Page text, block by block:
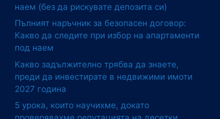
наем (без да рискувате депозита си)
Пълният наръчник за безопасен договор:
Какво да следите при избор на апартаменти
под наем
Какво задължително трябва да знаете,
преди да инвестирате в недвижими имоти
2027 година
5 урока, които научихме, докато